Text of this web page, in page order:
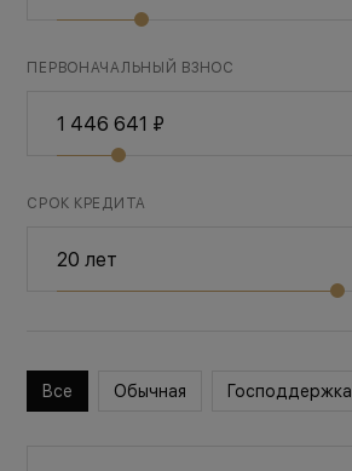
ПЕРВОНАЧАЛЬНЫЙ ВЗНОС
СРОК КРЕДИТА
Все Обычная Господдержка